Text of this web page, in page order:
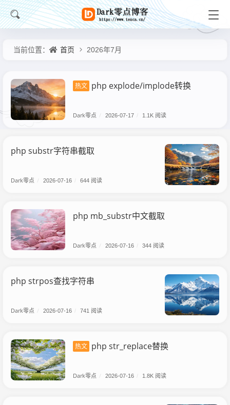
当前位置： 首页 2026年7月
热文 php explode/implode转换
Dark零点 / 2026-07-17 1.1K 阅读
php substr字符串截取
Dark零点 2026-07-16 644 阅读
php mb_substr中文截取
Dark零点 2026-07-16 344 阅读
php strpos查找字符串
Dark零点 2026-07-16 741 阅读
热文 php str_replace替换
Dark零点 2026-07-16 1.8K 阅读